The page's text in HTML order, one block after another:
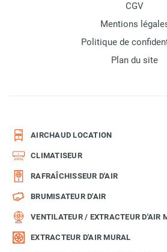
CGV
Mentions
Politique de
Plan du site
AIRCHAUD LOCATION
CLIMATISEUR
RAFRAÎCHISSEUR D'AIR
BRUMISATEUR D'AIR
VENTILATEUR / EXTRACTEUR D'AIR
EXTRACTEUR D'AIR MURAL